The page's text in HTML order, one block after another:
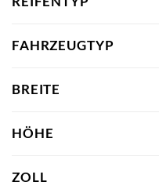
FAHRZEUGTYP
BREITE
HÖHE
ZOLL